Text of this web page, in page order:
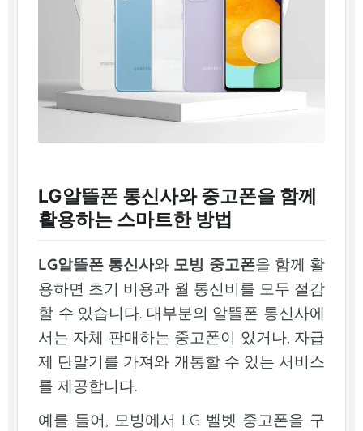
LG알뜰폰 통신사와 중고폰을 함께
활용하는 스마트한 방법
LG알뜰폰 통신사와 모빙 중고폰을 함께 활
용하면 초기 비용과 월 통신비를 모두 절감
할 수 있습니다. 대부분의 알뜰폰 통신사에
서는 자체 판매하는 중고폰이 있거나, 자급
제 단말기를 가져와 개통할 수 있는 서비스
를 제공합니다.
예를 들어, 모빙에서 LG 벨벳 중고폰을 구